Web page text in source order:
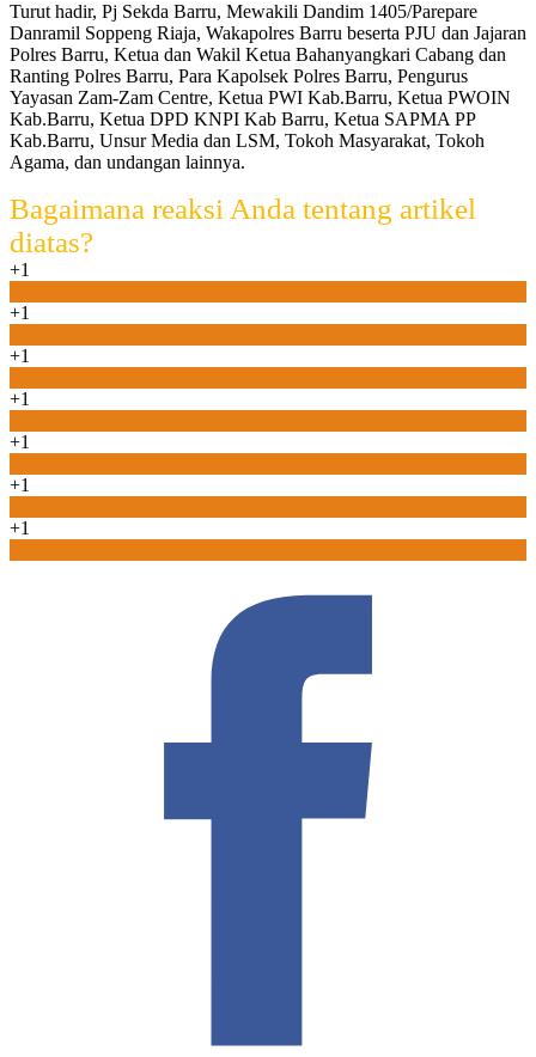
Turut hadir, Pj Sekda Barru, Mewakili Dandim 1405/Parepare
Danramil Soppeng Riaja, Wakapolres Barru beserta PJU dan Jajaran
Polres Barru, Ketua dan Wakil Ketua Bahanyangkari Cabang dan
Ranting Polres Barru, Para Kapolsek Polres Barru, Pengurus
Yayasan Zam-Zam Centre, Ketua PWI Kab.Barru, Ketua PWOIN
Kab.Barru, Ketua DPD KNPI Kab Barru, Ketua SAPMA PP
Kab.Barru, Unsur Media dan LSM, Tokoh Masyarakat, Tokoh
Agama, dan undangan lainnya.
Bagaimana reaksi Anda tentang artikel
diatas?
+1
+1
+1
+1
+1
+1
+1